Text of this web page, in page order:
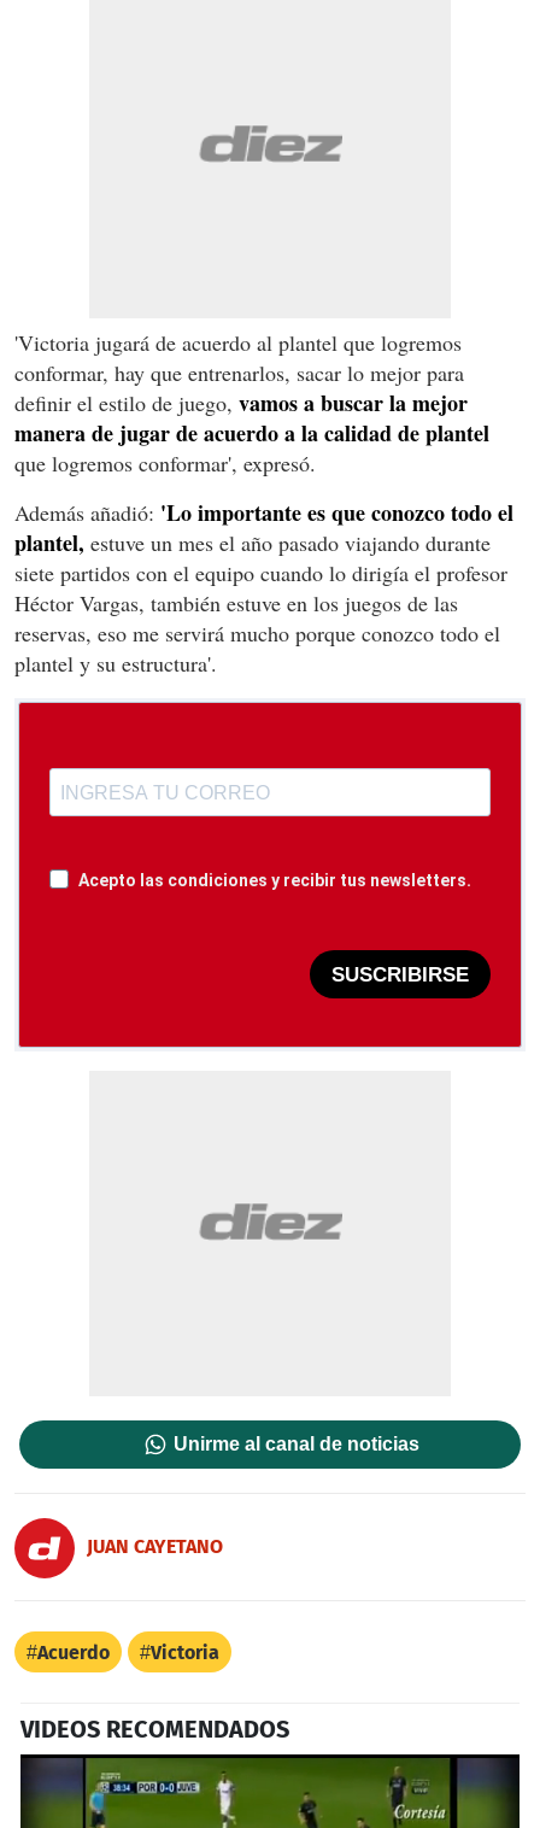
'Victoria jugará de acuerdo al plantel que logremos
conformar, hay que entrenarlos, sacar lo mejor para
definir el estilo de juego, vamos a buscar la mejor
manera de jugar de acuerdo a la calidad de plantel
que logremos conformar', expresó.
Además añadió: 'Lo importante es que conozco todo el
plantel, estuve un mes el año pasado viajando durante
siete partidos con el equipo cuando lo dirigía el profesor
Héctor Vargas, también estuve en los juegos de las
reservas, eso me servirá mucho porque conozco todo el
plantel y su estructura'.
Acepto las condiciones y recibir tus newsletters.
SUSCRIBIRSE
Unirme al canal de noticias
JUAN CAYETANO
Acuerdo Victoria
VIDEOS RECOMENDADOS